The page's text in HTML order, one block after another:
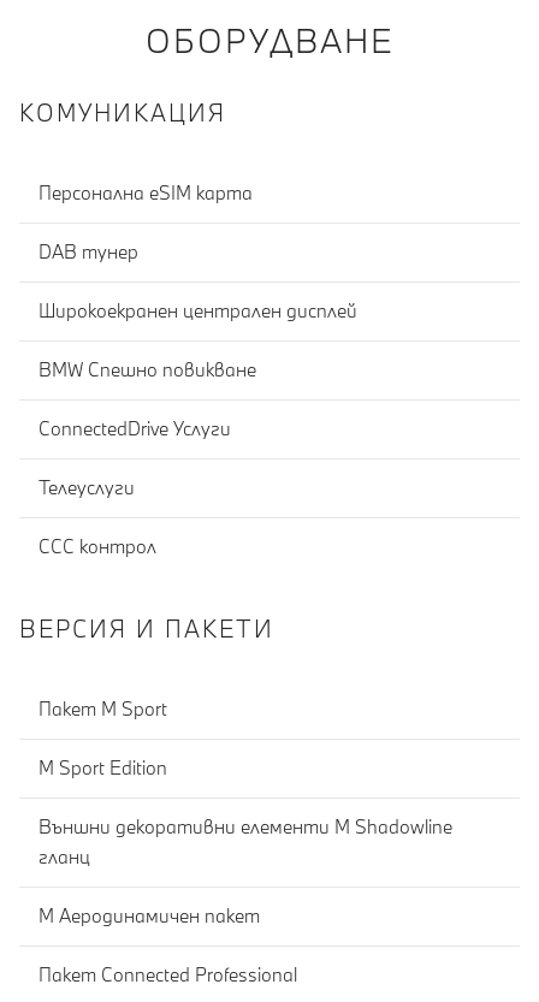
ОБОРУДВАНЕ
КОМУНИКАЦИЯ
Персонална eSIM карта
DAB тунер
Широкоекранен централен дисплей
BMW Спешно повикване
ConnectedDrive Услуги
Телеуслуги
CCC контрол
ВЕРСИЯ И ПАКЕТИ
Пакет M Sport
M Sport Edition
Външни декоративни елементи M Shadowline
гланц
М Аеродинамичен пакет
Пакет Connected Professional